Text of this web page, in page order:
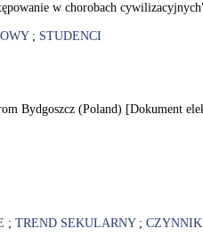
w chorobach
; STUDENCI
Bydgoszcz (Poland)
; TREND SEKULARNY;